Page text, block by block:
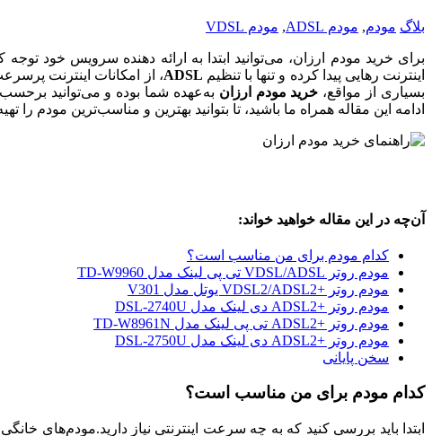
بلاگ مودم, مودم ADSL , مودم VDSL
برای خرید مودم ارزان، می‌توانید ابتدا به ارائه دهنده سرویس خود
اینترنت رهایی پیدا کرده و تنها با تنظیم ADSL، از امکانات اینترنت
بسیاری از مواقع، خرید مودم ارزان به‌عهده شما بوده و می‌توانید
ادامه این مقاله همراه ما باشید، تا بتوانید بهترین و مناسب‌ترین مودم را
آن‌چه در این مقاله خواهید خواند:
کدام مودم برای من مناسب است؟
مودم روتر VDSL/ADSL تی پی لینک مدل TD-W9960
مودم روتر +VDSL2/ADSL2 یوتل مدل V301
مودم روتر +ADSL2 دی لینک مدل DSL-2740U
مودم روتر +ADSL2 تی پی لینک مدل TD-W8961N
مودم روتر +ADSL2 دی لینک مدل DSL-2750U
سخن پایانی
کدام مودم برای من مناسب است؟